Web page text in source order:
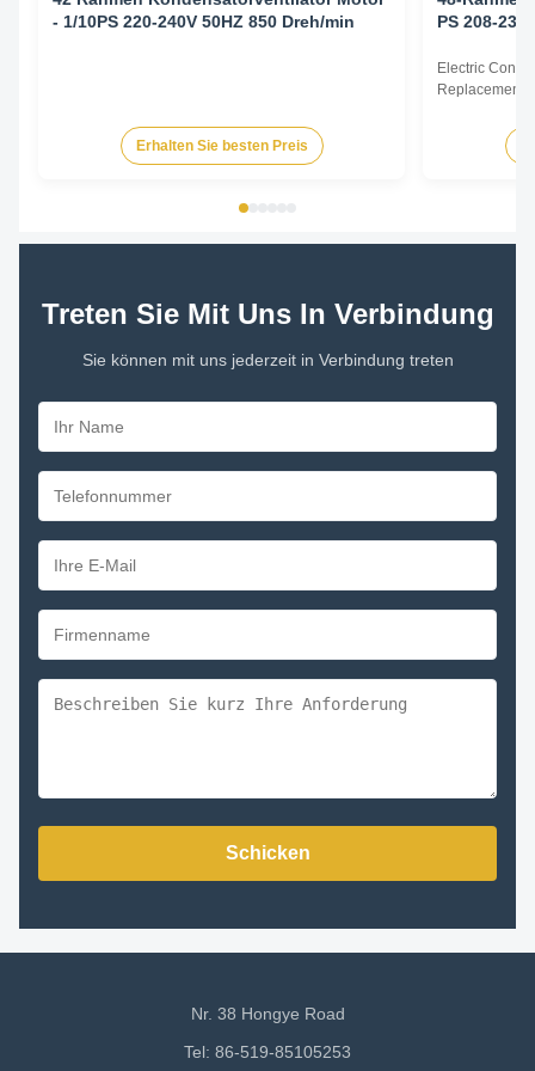
- 1/10PS 220-240V 50HZ 850 Dreh/min
Erhalten Sie besten Preis
PS 208-230
Electric
Replacement
HP Voltage
YDK140-
Treten Sie Mit Uns In Verbindung
Sie können mit uns jederzeit in Verbindung treten
Schicken
Nr. 38 Hongye Road
Tel: 86-519-85105253